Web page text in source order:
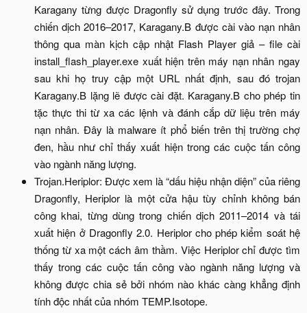
Karagany từng được Dragonfly sử dụng trước đây. Trong
chiến dịch 2016–2017, Karagany.B được cài vào nạn nhân
thông qua màn kịch cập nhật Flash Player giả – file cài
install_flash_player.exe xuất hiện trên máy nạn nhân ngay
sau khi họ truy cập một URL nhất định, sau đó trojan
Karagany.B lặng lẽ được cài đặt. Karagany.B cho phép tin
tặc thực thi từ xa các lệnh và đánh cắp dữ liệu trên máy
nạn nhân. Đây là malware ít phổ biến trên thị trường chợ
đen, hầu như chỉ thấy xuất hiện trong các cuộc tấn công
vào ngành năng lượng.​
Trojan.Heriplor: Được xem là “dấu hiệu nhận diện” của riêng
Dragonfly, Heriplor là một cửa hậu tùy chỉnh không bán
công khai, từng dùng trong chiến dịch 2011–2014 và tái
xuất hiện ở Dragonfly 2.0. Heriplor cho phép kiểm soát hệ
thống từ xa một cách âm thầm. Việc Heriplor chỉ được tìm
thấy trong các cuộc tấn công vào ngành năng lượng và
không được chia sẻ bởi nhóm nào khác càng khẳng định
tính độc nhất của nhóm TEMP.Isotope.​